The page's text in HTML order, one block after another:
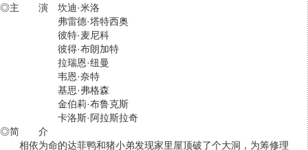
◎主 演 坎迪·米洛
弗雷德·塔特西奥
彼特·麦尼科
彼得·布朗加特
拉瑞恩·纽曼
韦恩·奈特
基思·弗格森
金伯莉·布鲁克斯
卡洛斯·阿拉斯拉奇
◎简 介
相依为命的达菲鸭和猪小弟发现家里屋顶破了个大洞，为筹修理